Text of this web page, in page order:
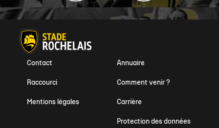
Annuaire
Contact
Comment venir ?
Raccourci
Carrière
Mentions légales
Protection des données